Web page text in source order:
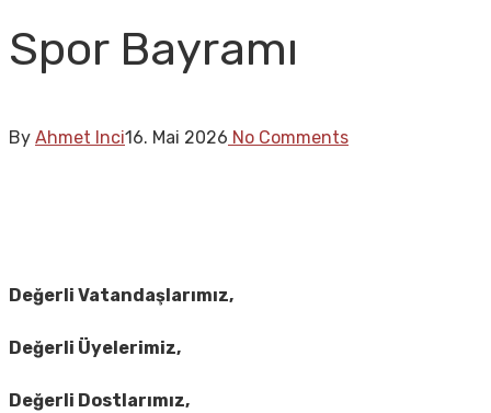
Spor Bayramı
By Ahmet Inci16. Mai 2026 No Comments
Değerli Vatandaşlarımız,
Değerli Üyelerimiz,
Değerli Dostlarımız,